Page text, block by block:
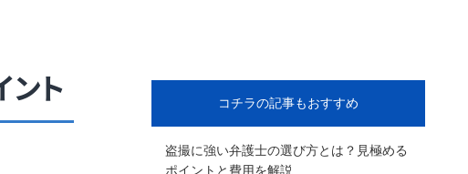
ト コチラの記事もおすすめ
盗撮に強い弁護士の選び方とは？見極める
ポイントと費用を解説